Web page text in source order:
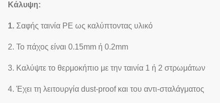
Σύστημα
ψεκαστήρων
Κρεβάτι
σποροφύτων
Κινητό κρεβάτι
σποράς
Κάλυψη:
1. Σαφής ταινία PE ως καλύπτοντας υλικό
2. Το πάχος είναι 0.15mm ή 0.2mm
3. Καλύψτε το θερμοκήπιο με την ταινία 1 ή 2 στρωμάτων
4. Έχει τη λειτουργία dust-proof και του αντι-σταλάγματος